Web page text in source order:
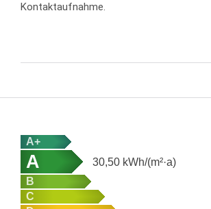
Kontaktaufnahme.
A+
A 30,50 kWh/(m²·a)
B
C